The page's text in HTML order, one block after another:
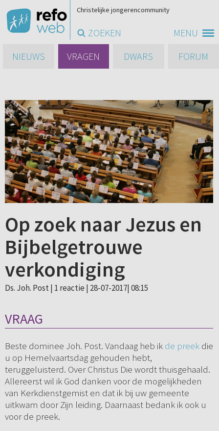
MENU
Christelijke jongerencommunity
ZOEKEN
NIEUWS
VRAGEN DWARS FORUM
Op zoek naar Jezus en
Bijbelgetrouwe
verkondiging
Ds. Joh. Post | 1 reactie | 28-07-2017| 08:15
VRAAG
Beste dominee Joh. Post. Vandaag heb ik de preekdie
u op Hemelvaartsdag gehouden hebt,
teruggeluisterd. Over Christus Die wordt thuisgehaald.
Allereerst wil ik God danken voor de mogelijkheden
van Kerkdienstgemist en dat ik bij uw gemeente
uitkwam door Zijn leiding. Daarnaast bedank ik ook u
voor de preek.